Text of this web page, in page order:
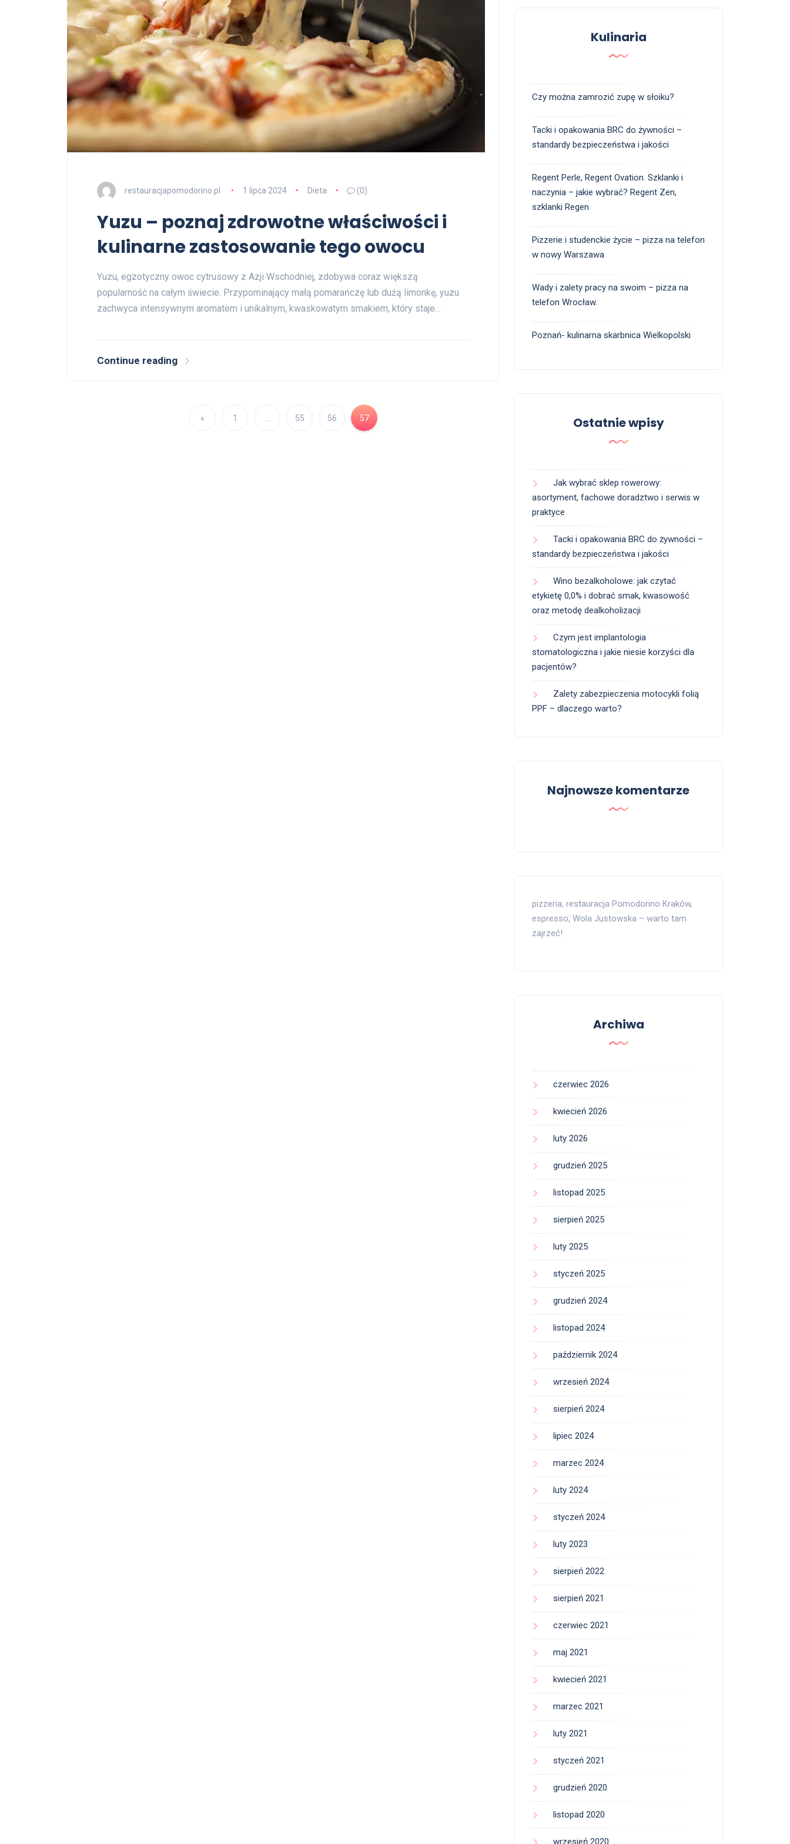
restauracjapomodorino.pl 1 lipca 2024 Dieta (0)
Yuzu – poznaj zdrowotne właściwości i
kulinarne zastosowanie tego owocu
Yuzu, egzotyczny owoc cytrusowy z Azji Wschodniej, zdobywa coraz większą
popularność na całym świecie. Przypominający małą pomarańczę lub dużą limonkę, yuzu
zachwyca intensywnym aromatem i unikalnym, kwaskowatym smakiem, który staje…
Continue reading
« 1 55 56 57
Kulinaria
Czy można zamrozić zupę w słoiku?
Tacki i opakowania BRC do żywności –
standardy bezpieczeństwa i jakości
Regent Perle, Regent Ovation. Szklanki i
naczynia – jakie wybrać? Regent Zen,
szklanki Regen
Pizzerie i studenckie życie – pizza na telefon
w nowy Warszawa
Wady i zalety pracy na swoim – pizza na
telefon Wrocław.
Poznań- kulinarna skarbnica Wielkopolski
Ostatnie wpisy
Jak wybrać sklep rowerowy:
asortyment, fachowe doradztwo i serwis w
praktyce
Tacki i opakowania BRC do żywności –
standardy bezpieczeństwa i jakości
Wino bezalkoholowe: jak czytać
etykietę 0,0% i dobrać smak, kwasowość
oraz metodę dealkoholizacji
Czym jest implantologia
stomatologiczna i jakie niesie korzyści dla
pacjentów?
Zalety zabezpieczenia motocykli folią
PPF – dlaczego warto?
Najnowsze komentarze
pizzeria, restauracja Pomodorino Kraków,
espresso, Wola Justowska – warto tam
zajrzeć!
Archiwa
czerwiec 2026
kwiecień 2026
luty 2026
grudzień 2025
listopad 2025
sierpień 2025
luty 2025
styczeń 2025
grudzień 2024
listopad 2024
październik 2024
wrzesień 2024
sierpień 2024
lipiec 2024
marzec 2024
luty 2024
styczeń 2024
luty 2023
sierpień 2022
sierpień 2021
czerwiec 2021
maj 2021
kwiecień 2021
marzec 2021
luty 2021
styczeń 2021
grudzień 2020
listopad 2020
wrzesień 2020